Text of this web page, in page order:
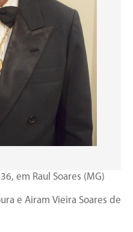
em Raul Soares (MG)
e Airam Vieira Soares de